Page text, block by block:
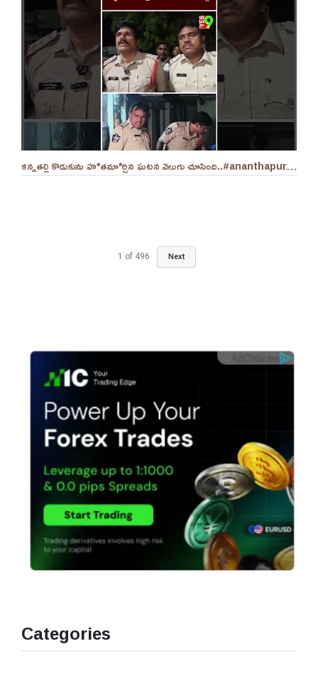
కన్నతల్లి కొడుకును హ*తమా*ర్చిన ఘటన వెలుగు చూసింది..#ananthapuram #appolice
1 of 496 Next
Categories